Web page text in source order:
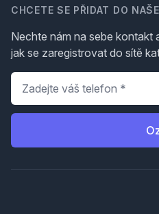
CHCETE SE PŘIDAT DO
Nechte nám na sebe kontakt
jak se zaregistrovat do sítě
Telefon